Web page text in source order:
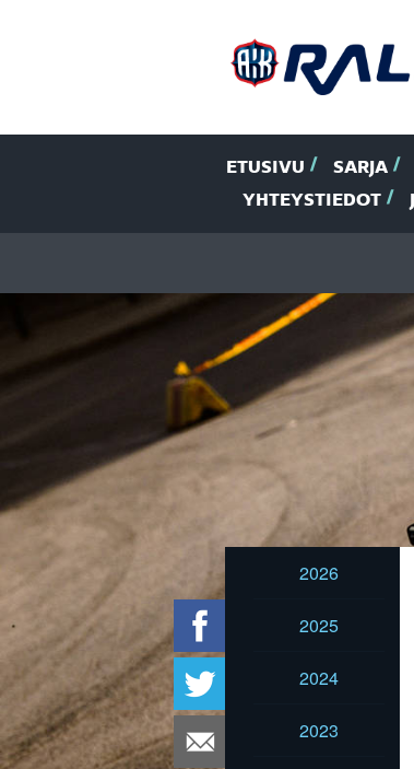
ETUSIVU SARJA
YHTEYSTIEDOT
2026
2025
2024
2023